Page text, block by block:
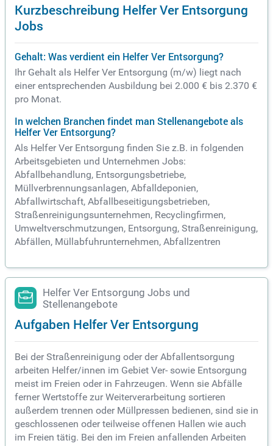
Kurzbeschreibung Helfer Ver Entsorgung
Jobs
Gehalt: Was verdient ein Helfer Ver Entsorgung?
Ihr Gehalt als Helfer Ver Entsorgung (m/w) liegt nach
einer entsprechenden Ausbildung bei 2.000 € bis 2.370 €
pro Monat.
In welchen Branchen findet man Stellenangebote als
Helfer Ver Entsorgung?
Als Helfer Ver Entsorgung finden Sie z.B. in folgenden
Arbeitsgebieten und Unternehmen Jobs:
Abfallbehandlung, Entsorgungsbetriebe,
Müllverbrennungsanlagen, Abfalldeponien,
Abfallwirtschaft, Abfallbeseitigungsbetrieben,
Straßenreinigungsunternehmen, Recyclingfirmen,
Umweltverschmutzungen, Entsorgung, Straßenreinigung,
Abfällen, Müllabfuhrunternehmen, Abfallzentren
Helfer Ver Entsorgung Jobs und
Stellenangebote
Aufgaben Helfer Ver Entsorgung
Bei der Straßenreinigung oder der Abfallentsorgung
arbeiten Helfer/innen im Gebiet Ver- sowie Entsorgung
meist im Freien oder in Fahrzeugen. Wenn sie Abfälle
ferner Wertstoffe zur Weiterverarbeitung sortieren
außerdem trennen oder Müllpressen bedienen, sind sie in
geschlossenen oder teilweise offenen Hallen wie auch
im Freien tätig. Bei den im Freien anfallenden Arbeiten